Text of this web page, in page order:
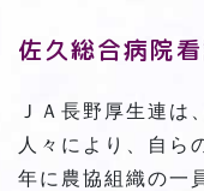
佐久総合病院
ＪＡ長野厚生連は
人々により、自ら
年に農協組織の一